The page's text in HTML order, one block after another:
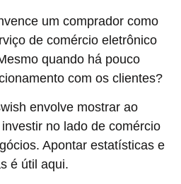
um comprador como
de comércio eletrônico
quando há pouco
com os clientes?
envolve mostrar ao
no lado de comércio
Apontar estatísticas e
é útil aqui.